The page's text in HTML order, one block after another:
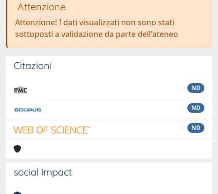
Attenzione
Attenzione! I dati visualizzati non sono stati
sottoposti a validazione da parte dell'ateneo
Citazioni
ND
ND
ND
social impact